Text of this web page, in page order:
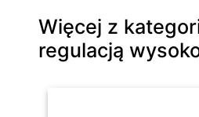
Więcej z
regulacją